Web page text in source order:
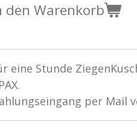
den Warenkorb
eine Stunde
per Mail